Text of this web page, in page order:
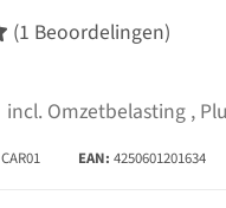
(1 Beoordelingen)
incl. Omzetbelasting ,
CAR01 EAN: 4250601201634